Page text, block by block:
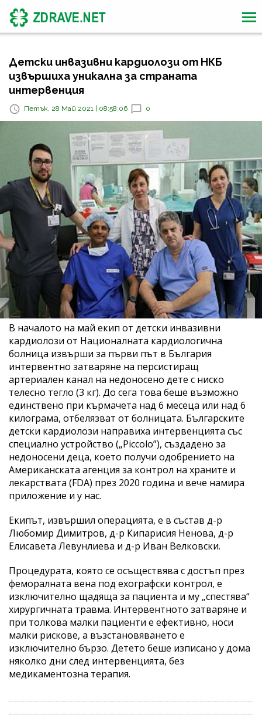
Детски инвазивни кардиолози от НКБ
извършиха уникална за страната
интервенция
Петък, 28 Май 2021 | 08:58:06 0
В началото на май екип от детски инвазивни
кардиолози от Националната кардиологична
болница извърши за първи път в България
интервентно затваряне на персистиращ
артериален канал на недоносено дете с ниско
телесно тегло (3 кг). До сега това беше възможно
единствено при кърмачета над 6 месеца или над 6
килограма, отбелязват от болницата. Българските
детски кардиолози направиха интервенцията със
специално устройство („Piccolo”), създадено за
недоносени деца, което получи одобрението на
Американската агенция за контрол на храните и
лекарствата (FDA) през 2020 година и вече намира
приложение и у нас.
Екипът, извършил операцията, е в състав д-р
Любомир Димитров, д-р Кипарисия Ненова, д-р
Елисавета Левунлиева и д-р Иван Велковски.
Процедурата, която се осъществява с достъп през
феморалната вена под ехографски контрол, е
изключително щадяща за пациента и му „спестява“
хирургичната травма. Интервентното затваряне и
при толкова малки пациенти е ефективно, носи
малки рискове, а възстановяването е
изключително бързо. Детето беше изписано у дома
няколко дни след интервенцията, без
медикаментозна терапия.